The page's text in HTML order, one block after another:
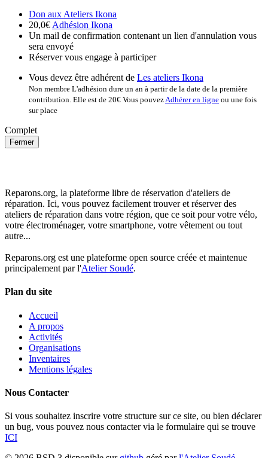
Don aux Ateliers Ikona
20,0€ Adhésion Ikona
Un mail de confirmation contenant un lien d'annulation vous
sera envoyé
Réserver vous engage à participer
Vous devez être adhérent de Les ateliers Ikona
Non membre L'adhésion dure un an à partir de la date de la première
contribution. Elle est de 20€ Vous pouvezAdhérer en ligne ou une fois
sur place
Complet
Fermer
Reparons.org, la plateforme libre de réservation d'ateliers de
réparation. Ici, vous pouvez facilement trouver et réserver des
ateliers de réparation dans votre région, que ce soit pour votre vélo,
votre électroménager, votre smartphone, votre vêtement ou tout
autre...
Reparons.org est une plateforme open source créée et maintenue
principalement par l'Atelier Soudé.
Plan du site
Accueil
A propos
Activités
Organisations
Inventaires
Mentions légales
Nous Contacter
Si vous souhaitez inscrire votre structure sur ce site, ou bien déclarer
un bug, vous pouvez nous contacter via le formulaire qui se trouve
ICI